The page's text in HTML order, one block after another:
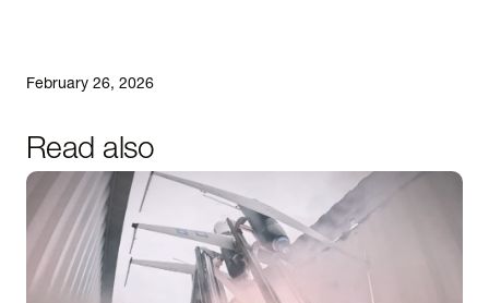
February 26, 2026
Read also